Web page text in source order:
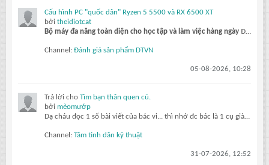
Cấu hình PC "quốc dân" Ryzen 5 5500 và RX 6500 XT
bởi theidiotcat
Bộ máy đa năng toàn diện cho học tập và làm việc hàng ngày Đối với học sinh, sinh viên và người làm việc văn phòng, việc sở hữu một bộ PC cân bằng giữa học tập, công việc và giải trí là nhu cầu vô cùng thực tế. Combo Ryzen...
Channel: Đánh giá sản phẩm DTVN
05-08-2026, 10:28
Trả lời cho Tìm bạn thân quen cũ.
bởi mèomướp
Dạ cháu đọc 1 số bài viết của bác vi... thì nhớ đc bác là 1 cụ già gần 80 tuổi, sức khỏe yếu. Đam mê và làm vc về kỹ thuật điện. Thích thơ ca. Có nhìu bài chia sẻ quý báu cho thế hệ sau. Tuy nhiên già rồi nên khái tính, bảo thủ, nhưng vẫn đáng kính ạ... còn lão nhathung... thì kiểu bố đời
Channel: Tâm tình dân kỹ thuật
31-07-2026, 12:52